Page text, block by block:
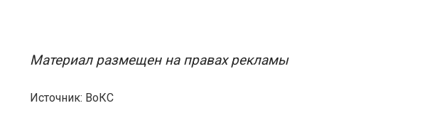
Материал размещен на правах рекламы
Источник: ВоКС